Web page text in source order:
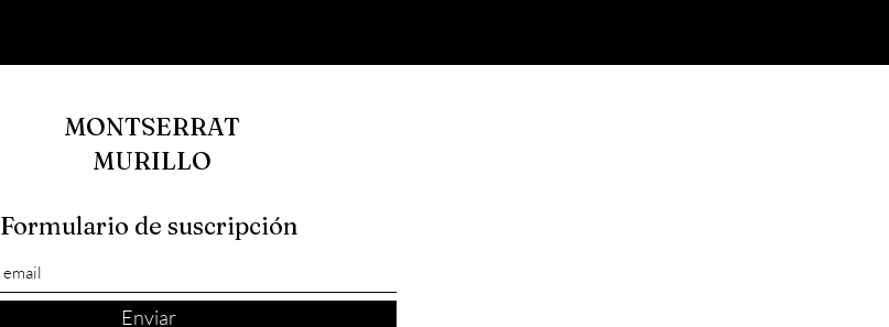
MONTSERRAT
MURILLO
Formulario de suscripción
Enviar